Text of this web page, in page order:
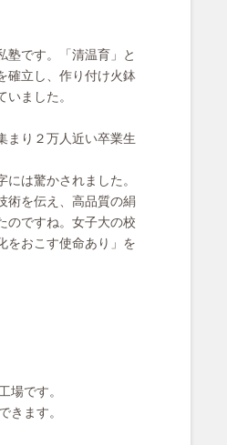
塾です。「清温育」と
確立し、作り付け火鉢
ました。
まり２万人近い卒業生
は驚かされました。
術を伝え、高品質の絹
のですね。女子大の校
をおこす使命あり」を
場です。
きます。